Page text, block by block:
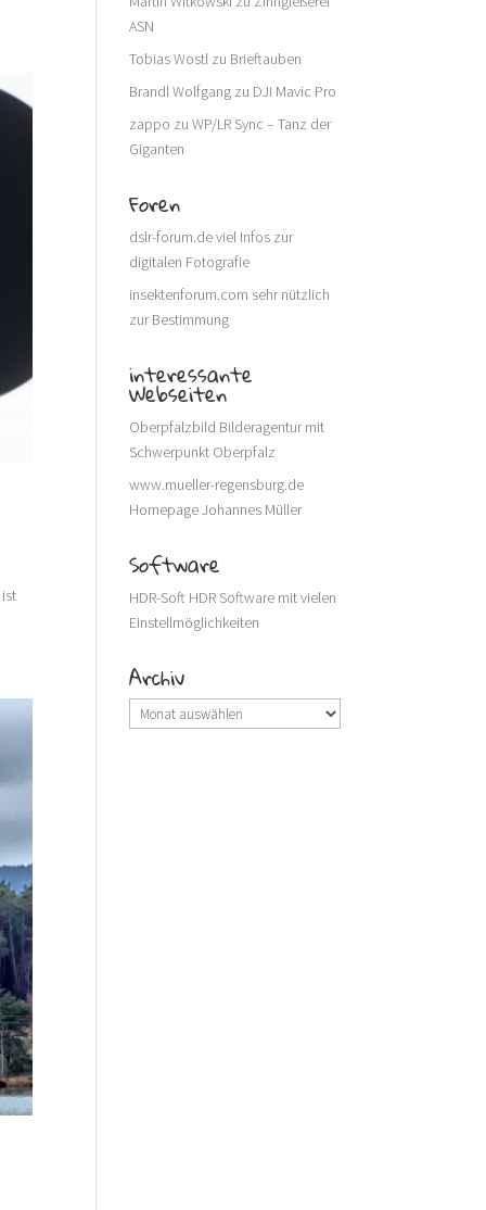
ASN
Tobias Wostl zu Brieftauben
Brandl Wolfgang zu DJI Mavic Pro
zappo zuWP/LR Sync – Tanz der
Giganten
Foren
dslr-forum.deviel Infos zur
digitalen Fotografie
insektenforum.com sehr nützlich
zur Bestimmung
interessante
Webseiten
Oberpfalzbild Bilderagentur mit
Schwerpunkt Oberpfalz
www.mueller-regensburg.de
Homepage Johannes Müller
Software
HDR-Soft HDR Software mit vielen
Einstellmöglichkeiten
Archiv
Archiv